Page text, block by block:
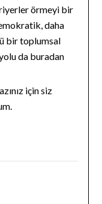
örmeyi bir
daha
bir toplumsal
da buradan
için siz